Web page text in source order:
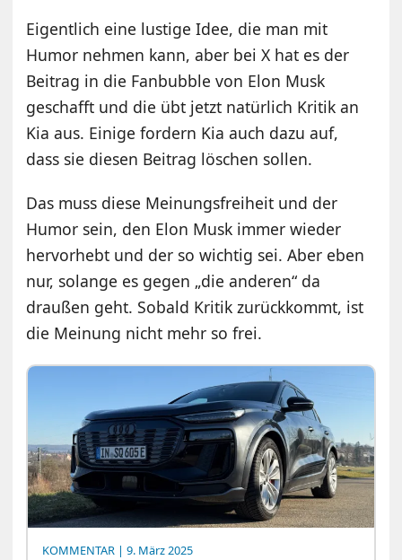
Eigentlich eine lustige Idee, die man mit
Humor nehmen kann, aber bei X hat es der
Beitrag in die Fanbubble von Elon Musk
geschafft und die übt jetzt natürlich Kritik an
Kia aus. Einige fordern Kia auch dazu auf,
dass sie diesen Beitrag löschen sollen.
Das muss diese Meinungsfreiheit und der
Humor sein, den Elon Musk immer wieder
hervorhebt und der so wichtig sei. Aber eben
nur, solange es gegen „die anderen“ da
draußen geht. Sobald Kritik zurückkommt, ist
die Meinung nicht mehr so frei.
KOMMENTAR | 9. März 2025